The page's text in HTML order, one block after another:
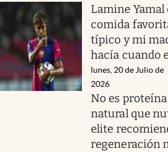
Lamine
comida
típico y mi
hacía cuando
lunes, 20 de Julio de
2026
No es
natural que
elite
regeneración